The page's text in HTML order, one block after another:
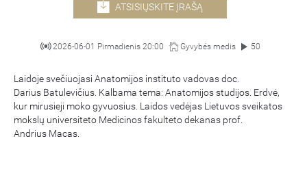
ATSISIŲSKITE ĮRAŠĄ
2026-06-01 Pirmadienis 20:00 Gyvybės medis 50
Laidoje svečiuojasi Anatomijos instituto vadovas doc.
Darius Batulevičius. Kalbama tema: Anatomijos studijos. Erdvė,
kur mirusieji moko gyvuosius. Laidos vedėjas Lietuvos sveikatos
mokslų universiteto Medicinos fakulteto dekanas prof.
Andrius Macas.